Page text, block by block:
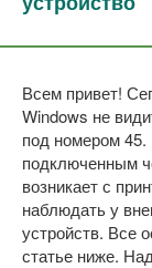
Всем привет!
Windows не
под номером
подключенным
возникает с
наблюдать у
устройств. Все
статье ниже.